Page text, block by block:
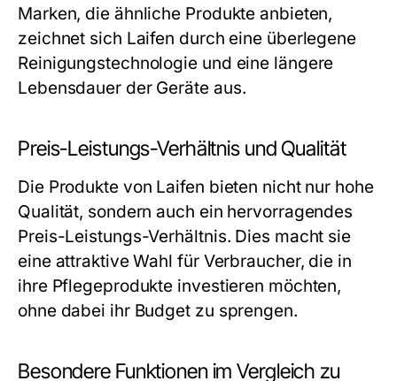
Marken, die ähnliche Produkte anbieten,
zeichnet sich Laifen durch eine überlegene
Reinigungstechnologie und eine längere
Lebensdauer der Geräte aus.
Preis-Leistungs-Verhältnis und Qualität
Die Produkte von Laifen bieten nicht nur hohe
Qualität, sondern auch ein hervorragendes
Preis-Leistungs-Verhältnis. Dies macht sie
eine attraktive Wahl für Verbraucher, die in
ihre Pflegeprodukte investieren möchten,
ohne dabei ihr Budget zu sprengen.
Besondere Funktionen im Vergleich zu